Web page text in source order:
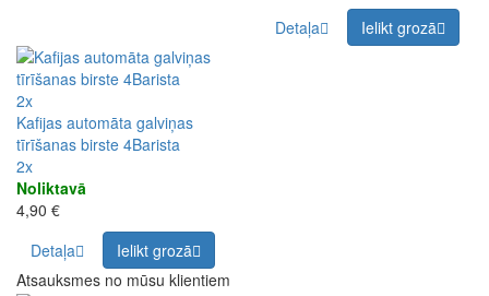
Detaļa
Ielikt grozā
2x
Kafijas automāta galviņas
tīrīšanas birste 4Barista
2x
Noliktavā
4,90 €
Detaļa
Ielikt grozā
Atsauksmes no mūsu klientiem